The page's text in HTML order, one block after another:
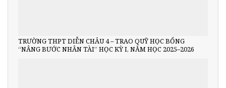
TRƯỜNG THPT DIỄN CHÂU 4 – TRAO QUỸ HỌC BỔNG
“NÂNG BƯỚC NHÂN TÀI” HỌC KỲ I, NĂM HỌC 2025–2026